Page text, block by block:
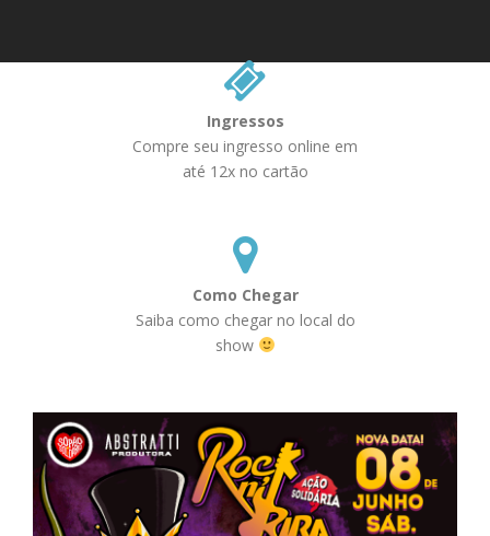
Ingressos
Compre seu ingresso online em
até 12x no cartão
Como Chegar
Saiba como chegar no local do
show